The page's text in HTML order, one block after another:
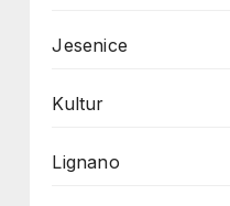
Jesenice
Kultur
Lignano